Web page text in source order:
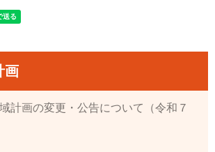
画
計画の変更・公告について（令和７